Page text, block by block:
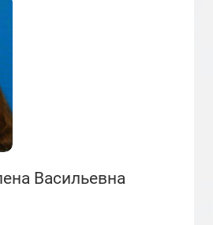
Васильевна